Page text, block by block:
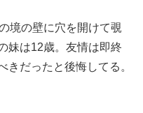
境の壁に穴を開けて覗
妹は12歳。友情は即終
きだったと後悔してる。